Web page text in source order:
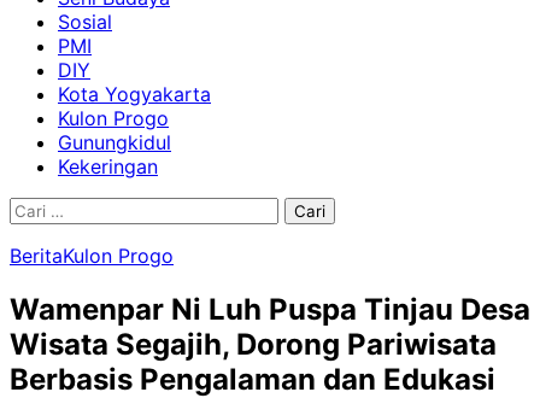
Sosial
PMI
DIY
Kota Yogyakarta
Kulon Progo
Gunungkidul
Kekeringan
Cari
BeritaKulon Progo
Wamenpar Ni Luh Puspa Tinjau Desa
Wisata Segajih, Dorong Pariwisata
Berbasis Pengalaman dan Edukasi